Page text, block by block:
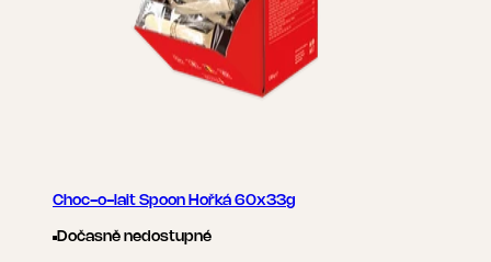
Choc-o-lait Spoon Hořká 60x33g
Dočasně nedostupné